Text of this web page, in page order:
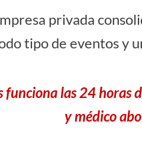
privada
tipo de eventos y
funciona las 24 horas
y médico